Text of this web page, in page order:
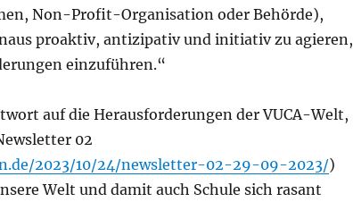
Non-Profit-Organisation oder Behörde),
proaktiv, antizipativ und initiativ zu agieren,
einzuführen.“
auf die Herausforderungen der VUCA-Welt,
02
2023/10/24/newsletter-02-29-09-2023/)
Welt und damit auch Schule sich rasant